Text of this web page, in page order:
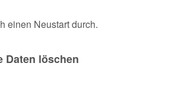
einen Neustart durch.
Daten löschen